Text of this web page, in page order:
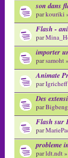
son dans
parkouriki
Flash -
par
importer
parsamoht
Animate
parIgricheff
Des
par
Flash sur
par
probleme
parldt.ndt